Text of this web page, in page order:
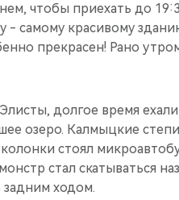
чтобы приехать до
- самому красивому
прекрасен! Рано
долгое время
озеро. Калмыцкие
стоял
стал скатываться
задним ходом.